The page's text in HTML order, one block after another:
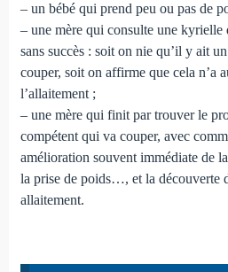
– un bébé qui prend peu ou pas de
– une mère qui consulte une kyrielle
sans succès : soit on nie qu’il y ait
couper, soit on affirme que cela n’a
l’allaitement ;
– une mère qui finit par trouver le
compétent qui va couper, avec
amélioration souvent immédiate de
la prise de poids…, et la découverte
allaitement.